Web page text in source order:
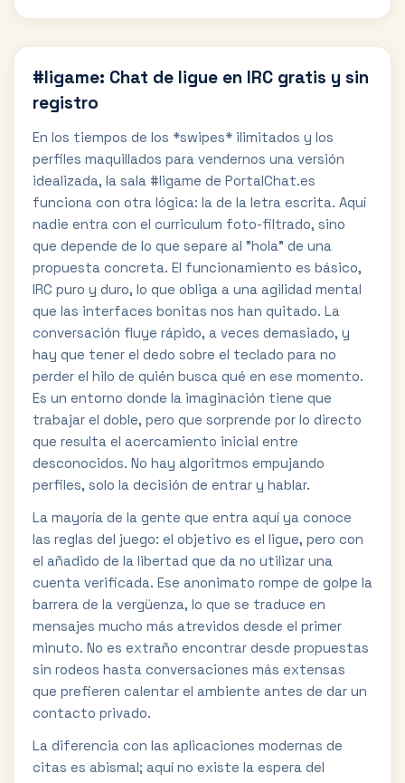
#ligame: Chat de ligue en IRC gratis y sin
registro
En los tiempos de los *swipes* ilimitados y los
perfiles maquillados para vendernos una versión
idealizada, la sala #ligame de PortalChat.es
funciona con otra lógica: la de la letra escrita. Aquí
nadie entra con el curriculum foto-filtrado, sino
que depende de lo que separe al "hola" de una
propuesta concreta. El funcionamiento es básico,
IRC puro y duro, lo que obliga a una agilidad mental
que las interfaces bonitas nos han quitado. La
conversación fluye rápido, a veces demasiado, y
hay que tener el dedo sobre el teclado para no
perder el hilo de quién busca qué en ese momento.
Es un entorno donde la imaginación tiene que
trabajar el doble, pero que sorprende por lo directo
que resulta el acercamiento inicial entre
desconocidos. No hay algoritmos empujando
perfiles, solo la decisión de entrar y hablar.
La mayoría de la gente que entra aquí ya conoce
las reglas del juego: el objetivo es el ligue, pero con
el añadido de la libertad que da no utilizar una
cuenta verificada. Ese anonimato rompe de golpe la
barrera de la vergüenza, lo que se traduce en
mensajes mucho más atrevidos desde el primer
minuto. No es extraño encontrar desde propuestas
sin rodeos hasta conversaciones más extensas
que prefieren calentar el ambiente antes de dar un
contacto privado.
La diferencia con las aplicaciones modernas de
citas es abismal; aquí no existe la espera del